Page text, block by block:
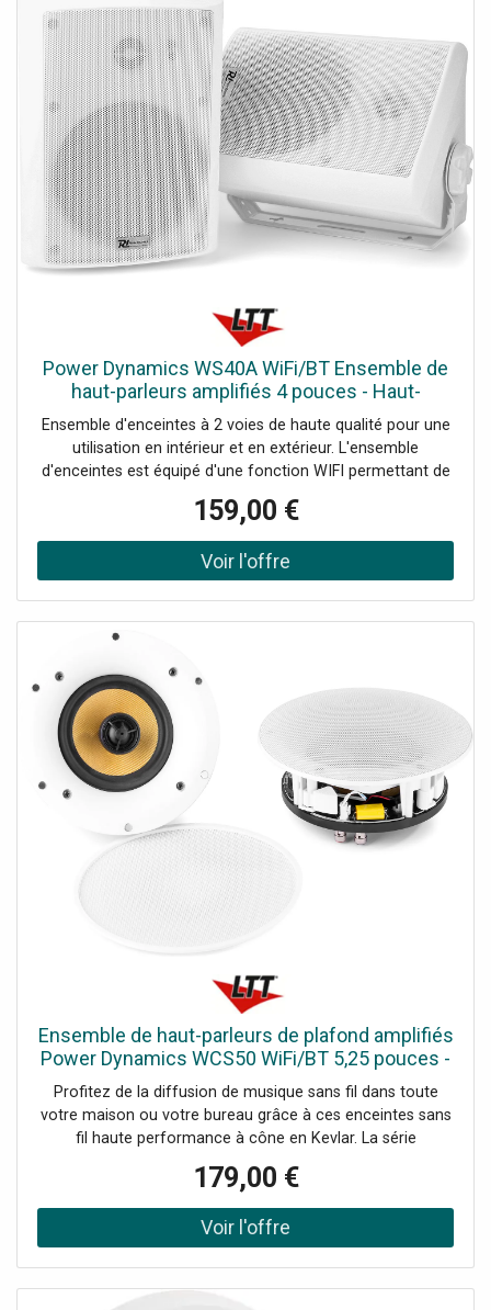
IPX5, Système de haut-parleurs à 2 voies, Utilisation
intérieure et extérieure, Fourni par paire, Supports de
montage fournis, Télécommande incluse, Peut être utilisé
avec l'application 4STREAM (Android &,; iOS), Puissance
de sortie: Max: 240W, Puissance de sortie: RMS: 60W,
Diamètre du tweeter: 1/2, Diamètre du woofer: 5,25"., Type
de tweeter: Mylar, Impédance: 8 Ohm, Réponse en
fréquence: 90Hz - 20.000Hz, SPL @ 1W/1m: 89dB, Indice
IP: IPX5, Alimentation électrique: 100-240VAC 50/60Hz,
Dimensions: Par enceinte: 245 x 180 x 160mm, Poids:
5.0000, Accessoires: Support de montage, télécommande
Power Dynamics WS40A WiFi/BT Ensemble de
haut-parleurs amplifiés 4 pouces - Haut-
parleurs d'installation
Ensemble d'enceintes à 2 voies de haute qualité pour une
utilisation en intérieur et en extérieur. L'ensemble
d'enceintes est équipé d'une fonction WIFI permettant de
domestique et de diffuser de la musique avec n'importe
quel lecteur compatible Airplay, DLNA (Android) ou Qplay.
Vous pouvez combiner plusieurs ensembles d'enceintes
pour une configuration multi-pièces. Un récepteur BT est
votre smartphone.Connexion WiFi pour la configuration
streaming audio, Classé IPX5, Système de haut-parleurs à
2 voies, Utilisation intérieure et extérieure, Fourni par paire,
Supports de montage fournis, Télécommande incluse,
Peut être utilisé avec l'application 4STREAM (Android &,;
iOS), Puissance de sortie: Max: 200W, Puissance de sortie:
RMS: 60W, Diamètre du tweeter: 1/2, Diamètre du haut-
parleur de graves: 4"., Type de tweeter: Mylar, Impédance:
8 Ohm, Réponse en fréquence: 100Hz - 20.000Hz, SPL @
1W/1m: 87dB, Indice IP: IPX5, Alimentation électrique:
100-240VAC 50/60Hz, Dimensions: Par enceinte: 155 x
180 x 235mm, Poids: 3.6000, Accessoires: Support de
159,00 €
Ensemble de haut-parleurs de plafond amplifiés
Power Dynamics WCS50 WiFi/BT 5,25 pouces -
Haut-parleurs d'installation
Profitez de la diffusion de musique sans fil dans toute
votre maison ou votre bureau grâce à ces enceintes sans
fil haute performance à cône en Kevlar. La série
domicile et vous permet de diffuser de la musique
directement depuis votre appareil. L'ensemble d'enceintes
est équipé d'une fonction WIFI permettant de connecter
l'ensemble d'enceintes à votre réseau domestique et de
compatible Airplay, DLNA (Android) ou Qplay. Vous pouvez
179,00 €